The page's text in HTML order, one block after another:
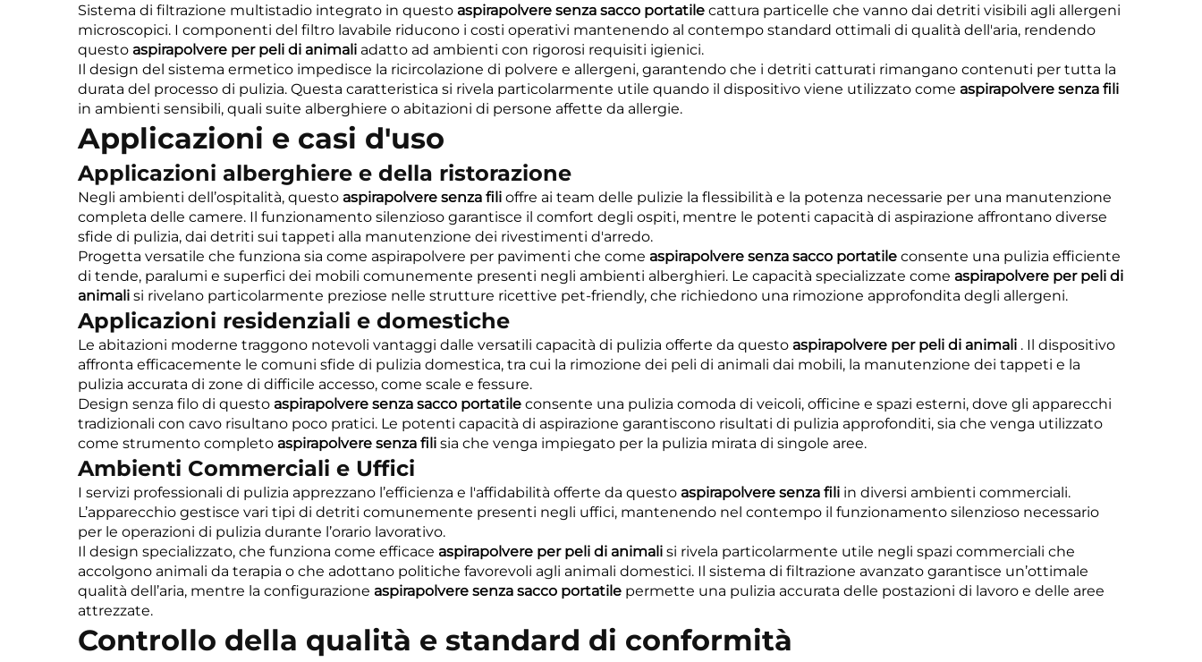
Sistema di filtrazione multistadio integrato in questo aspirapolvere senza sacco portatile cattura particelle che vanno dai detriti visibili agli allergeni
microscopici. I componenti del filtro lavabile riducono i costi operativi mantenendo al contempo standard ottimali di qualità dell'aria, rendendo
questo aspirapolvere per peli di animali adatto ad ambienti con rigorosi requisiti igienici.
Il design del sistema ermetico impedisce la ricircolazione di polvere e allergeni, garantendo che i detriti catturati rimangano contenuti per tutta la
durata del processo di pulizia. Questa caratteristica si rivela particolarmente utile quando il dispositivo viene utilizzato come aspirapolvere senza fili
in ambienti sensibili, quali suite alberghiere o abitazioni di persone affette da allergie.
Applicazioni e casi d'uso
Applicazioni alberghiere e della ristorazione
Negli ambienti dell’ospitalità, questo aspirapolvere senza fili offre ai team delle pulizie la flessibilità e la potenza necessarie per una manutenzione
completa delle camere. Il funzionamento silenzioso garantisce il comfort degli ospiti, mentre le potenti capacità di aspirazione affrontano diverse
sfide di pulizia, dai detriti sui tappeti alla manutenzione dei rivestimenti d'arredo.
Progetta versatile che funziona sia come aspirapolvere per pavimenti che come aspirapolvere senza sacco portatile consente una pulizia efficiente
di tende, paralumi e superfici dei mobili comunemente presenti negli ambienti alberghieri. Le capacità specializzate come aspirapolvere per peli di
animali si rivelano particolarmente preziose nelle strutture ricettive pet-friendly, che richiedono una rimozione approfondita degli allergeni.
Applicazioni residenziali e domestiche
Le abitazioni moderne traggono notevoli vantaggi dalle versatili capacità di pulizia offerte da questo aspirapolvere per peli di animali . Il dispositivo
affronta efficacemente le comuni sfide di pulizia domestica, tra cui la rimozione dei peli di animali dai mobili, la manutenzione dei tappeti e la
pulizia accurata di zone di difficile accesso, come scale e fessure.
Design senza filo di questo aspirapolvere senza sacco portatile consente una pulizia comoda di veicoli, officine e spazi esterni, dove gli apparecchi
tradizionali con cavo risultano poco pratici. Le potenti capacità di aspirazione garantiscono risultati di pulizia approfonditi, sia che venga utilizzato
come strumento completo aspirapolvere senza fili sia che venga impiegato per la pulizia mirata di singole aree.
Ambienti Commerciali e Uffici
I servizi professionali di pulizia apprezzano l’efficienza e l'affidabilità offerte da questo aspirapolvere senza fili in diversi ambienti commerciali.
L’apparecchio gestisce vari tipi di detriti comunemente presenti negli uffici, mantenendo nel contempo il funzionamento silenzioso necessario
per le operazioni di pulizia durante l’orario lavorativo.
Il design specializzato, che funziona come efficace aspirapolvere per peli di animali si rivela particolarmente utile negli spazi commerciali che
accolgono animali da terapia o che adottano politiche favorevoli agli animali domestici. Il sistema di filtrazione avanzato garantisce un’ottimale
qualità dell’aria, mentre la configurazione aspirapolvere senza sacco portatile permette una pulizia accurata delle postazioni di lavoro e delle aree
attrezzate.
Controllo della qualità e standard di conformità